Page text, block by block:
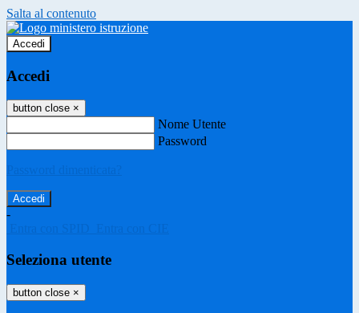
Salta al contenuto
Accedi
Accedi
button close ×
Nome Utente
Password
Password dimenticata?
-
Entra con SPID
Entra con CIE
Seleziona utente
button close ×